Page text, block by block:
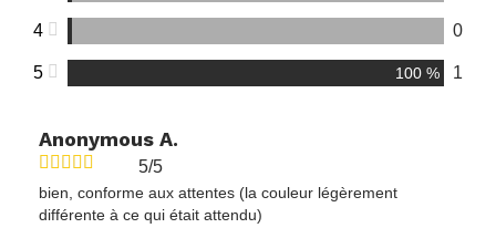
4 0
5 100 % 1
Anonymous A.
5/5
bien, conforme aux attentes (la couleur légèrement
différente à ce qui était attendu)